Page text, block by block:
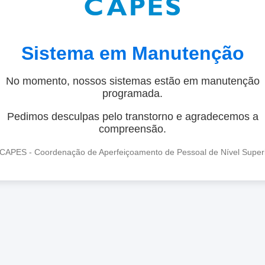
Sistema em Manutenção
No momento, nossos sistemas estão em manutenção
programada.
Pedimos desculpas pelo transtorno e agradecemos a
compreensão.
- Coordenação de Aperfeiçoamento de Pessoal de Nível